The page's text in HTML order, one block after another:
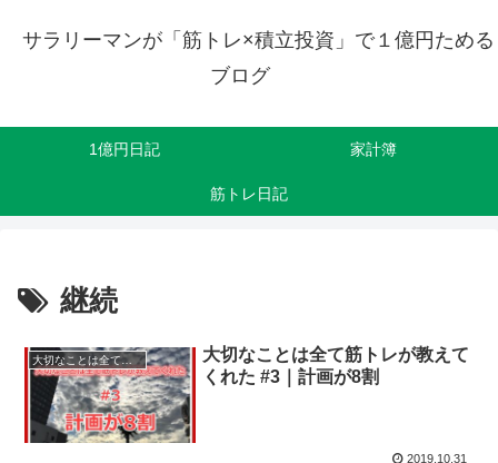
サラリーマンが「筋トレ×積立投資」で１億円ためる
ブログ
1億円日記 家計簿
筋トレ日記
継続
大切なことは全て筋トレが教えてくれた
大切なことは全て筋トレが教えて
くれた #3｜計画が8割
2019.10.31